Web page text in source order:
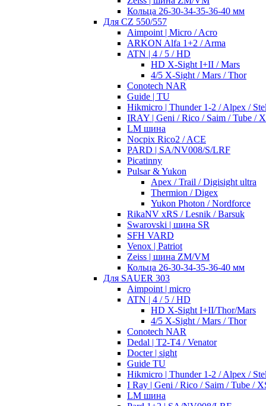
Кольца 26-30-34-35-36-40 мм
Для CZ 550/557
Aimpoint | Micro / Acro
ARKON Alfa 1+2 / Arma
ATN | 4 / 5 / HD
HD X-Sight I+II / Mars
4/5 X-Sight / Mars / Thor
Conotech NAR
Guide | TU
Hikmicro | Thunder 1-2 / Alpex /
IRAY | Geni / Rico / Saim / Tube /
LM шина
Nocpix Rico2 / ACE
PARD | SA/NV008/S/LRF
Picatinny
Pulsar & Yukon
Apex / Trail / Digisight ultra
Thermion / Digex
Yukon Photon / Nordforce
RikaNV xRS / Lesnik / Barsuk
Swarovski | шина SR
SFH VARD
Venox | Patriot
Zeiss | шина ZM/VM
Кольца 26-30-34-35-36-40 мм
Для SAUER 303
Aimpoint | micro
ATN | 4 / 5 / HD
HD X-Sight I+II/Thor/Mars
4/5 X-Sight / Mars / Thor
Conotech NAR
Dedal | T2-T4 / Venator
Docter | sight
Guide TU
Hikmicro | Thunder 1-2 / Alpex /
I Ray | Geni / Rico / Saim / Tube /
LM шина